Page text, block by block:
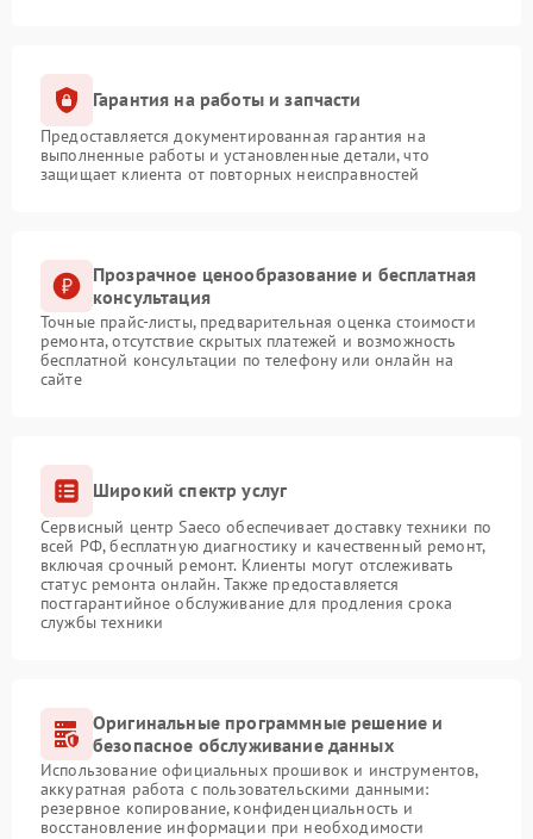
Гарантия на работы и запчасти
Предоставляется документированная гарантия на
выполненные работы и установленные детали, что
защищает клиента от повторных неисправностей
Прозрачное ценообразование и бесплатная
консультация
Точные прайс-листы, предварительная оценка стоимости
ремонта, отсутствие скрытых платежей и возможность
бесплатной консультации по телефону или онлайн на
сайте
Широкий спектр услуг
Сервисный центр Saeco обеспечивает доставку техники по
всей РФ, бесплатную диагностику и качественный ремонт,
включая срочный ремонт. Клиенты могут отслеживать
статус ремонта онлайн. Также предоставляется
постгарантийное обслуживание для продления срока
службы техники
Оригинальные программные решение и
безопасное обслуживание данных
Использование официальных прошивок и инструментов,
аккуратная работа с пользовательскими данными:
резервное копирование, конфиденциальность и
восстановление информации при необходимости